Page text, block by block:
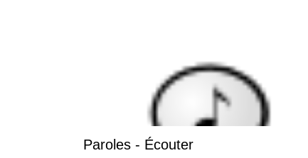
Paroles - Écouter